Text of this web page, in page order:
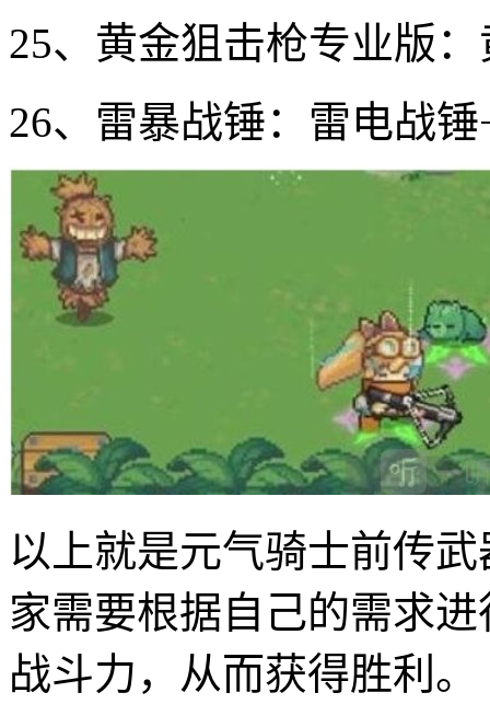
25、黄金狙击枪专业版
26、雷暴战锤：雷电战锤
以上就是元气骑士前传
家需要根据自己的需求
战斗力，从而获得胜利。